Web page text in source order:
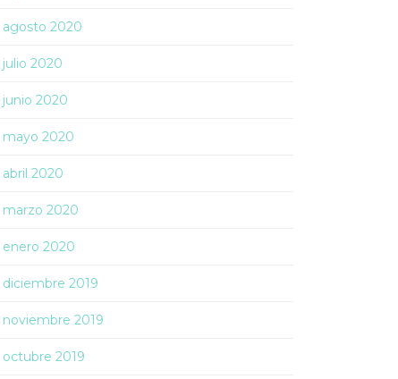
agosto 2020
julio 2020
junio 2020
mayo 2020
abril 2020
marzo 2020
enero 2020
diciembre 2019
noviembre 2019
octubre 2019